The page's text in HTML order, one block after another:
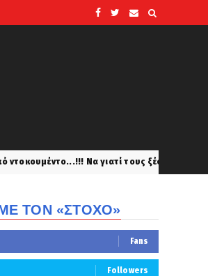
γιατί τους ξέσκισε ο Ζέρβας...!!!
ΤΟΝ «ΣΤΟΧΟ»
Fans
Followers